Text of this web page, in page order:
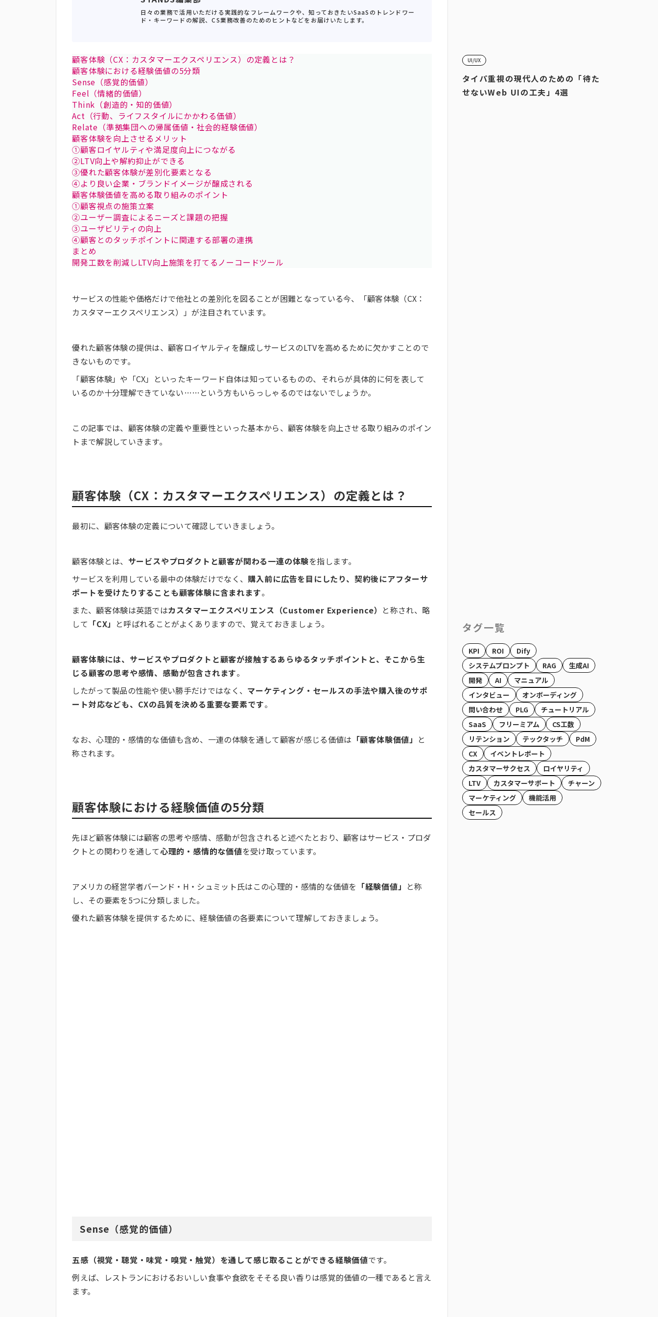
日々の業務で活用いただける実践的なフレームワークや、知っておきたいSaaSのトレンドワー
ド・キーワードの解説、CS業務改善のためのヒントなどをお届けいたします。
顧客体験（CX：カスタマーエクスペリエンス）の定義とは？
顧客体験における経験価値の5分類
Sense（感覚的価値）
Feel（情緒的価値）
Think（創造的・知的価値）
Act（行動、ライフスタイルにかかわる価値）
Relate（準拠集団への帰属価値・社会的経験価値）
顧客体験を向上させるメリット
①顧客ロイヤルティや満足度向上につながる
②LTV向上や解約抑止ができる
③優れた顧客体験が差別化要素となる
④より良い企業・ブランドイメージが醸成される
顧客体験価値を高める取り組みのポイント
①顧客視点の施策立案
②ユーザー調査によるニーズと課題の把握
③ユーザビリティの向上
④顧客とのタッチポイントに関連する部署の連携
まとめ
開発工数を削減しLTV向上施策を打てるノーコードツール
サービスの性能や価格だけで他社との差別化を図ることが困難となっている今、「顧客体験（CX：
カスタマーエクスペリエンス）」が注目されています。
優れた顧客体験の提供は、顧客ロイヤルティを醸成しサービスのLTVを高めるために欠かすことので
きないものです。
「顧客体験」や「CX」といったキーワード自体は知っているものの、それらが具体的に何を表して
いるのか十分理解できていない……という方もいらっしゃるのではないでしょうか。
この記事では、顧客体験の定義や重要性といった基本から、顧客体験を向上させる取り組みのポイン
トまで解説していきます。
顧客体験（CX：カスタマーエクスペリエンス）の定義とは？
最初に、顧客体験の定義について確認していきましょう。
顧客体験とは、 サービスやプロダクトと顧客が関わる一連の体験を指します。
サービスを利用している最中の体験だけでなく、 購入前に広告を目にしたり、契約後にアフターサ
ポートを受けたりすることも顧客体験に含まれます。
また、顧客体験は英語ではカスタマーエクスペリエンス（Customer Experience） と称され、略
して 「CX」 と呼ばれることがよくありますので、覚えておきましょう。
顧客体験には、サービスやプロダクトと顧客が接触するあらゆるタッチポイントと、そこから生
じる顧客の思考や感情、感動が包含されます。
したがって製品の性能や使い勝手だけではなく、 マーケティング・セールスの手法や購入後のサポ
ート対応なども、CXの品質を決める重要な要素です。
なお、心理的・感情的な価値も含め、一連の体験を通して顧客が感じる価値は 「顧客体験価値」 と
称されます。
顧客体験における経験価値の5分類
先ほど顧客体験には顧客の思考や感情、感動が包含されると述べたとおり、顧客はサービス・プロダ
クトとの関わりを通して心理的・感情的な価値を受け取っています。
アメリカの経営学者バーンド・H・シュミット氏はこの心理的・感情的な価値を 「経験価値」 と称
し、その要素を5つに分類しました。
優れた顧客体験を提供するために、経験価値の各要素について理解しておきましょう。
Sense（感覚的価値）
五感（視覚・聴覚・味覚・嗅覚・触覚）を通して感じ取ることができる経験価値です。
例えば、レストランにおけるおいしい食事や食欲をそそる良い香りは感覚的価値の一種であると言え
ます。
UI/UX
タイパ重視の現代人のための「待た
せないWeb UIの工夫」4選
タグ一覧
KPI ROI
Dify
システムプロンプト
RAG
生成AI
開発
AI
マニュアル
インタビュー
オンボーディング
問い合わせ
PLG
チュートリアル
SaaS
フリーミアム
CS工数
リテンション
テックタッチ
PdM
CX
イベントレポート
カスタマーサクセス
ロイヤリティ
LTV
カスタマーサポート
チャーン
マーケティング
機能活用
セールス